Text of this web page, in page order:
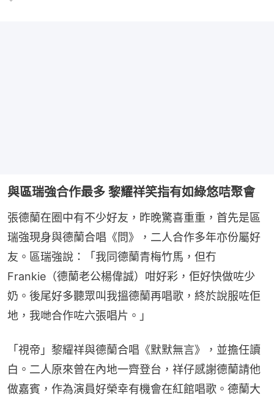
與區瑞強合作最多 黎耀祥笑指有如綠悠咭聚會
張德蘭在圈中有不少好友，昨晚驚喜重重，首先是區
瑞強現身與德蘭合唱《問》，二人合作多年亦份屬好
友。區瑞強說：「我同德蘭青梅竹馬，但冇
Frankie（德蘭老公楊偉誠）咁好彩，佢好快做咗少
奶。後尾好多聽眾叫我搵德蘭再唱歌，終於說服咗佢
地，我哋合作咗六張唱片。」
「視帝」黎耀祥與德蘭合唱《默默無言》，並擔任讀
白。二人原來曾在內地一齊登台，祥仔感謝德蘭請他
做嘉賓，作為演員好榮幸有機會在紅館唱歌。德蘭大